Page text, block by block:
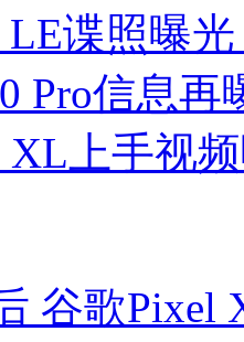
谍照曝
Pro信息
XL上手视
谷歌Pixel